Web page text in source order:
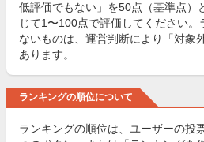
低評価でもない」を50点（基準点）
じて1〜100点で評価してください
ないものは、運営判断により「対象
あります。
ランキングの順位について
ランキングの順位は、ユーザーの投